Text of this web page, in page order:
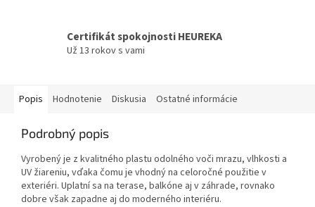
Certifikát spokojnosti HEUREKA
Už 13 rokov s vami
Popis Hodnotenie Diskusia Ostatné informácie
Podrobný popis
Vyrobený je z kvalitného plastu odolného voči mrazu, vlhkosti a
UV žiareniu, vďaka čomu je vhodný na celoročné použitie v
exteriéri. Uplatní sa na terase, balkóne aj v záhrade, rovnako
dobre však zapadne aj do moderného interiéru.